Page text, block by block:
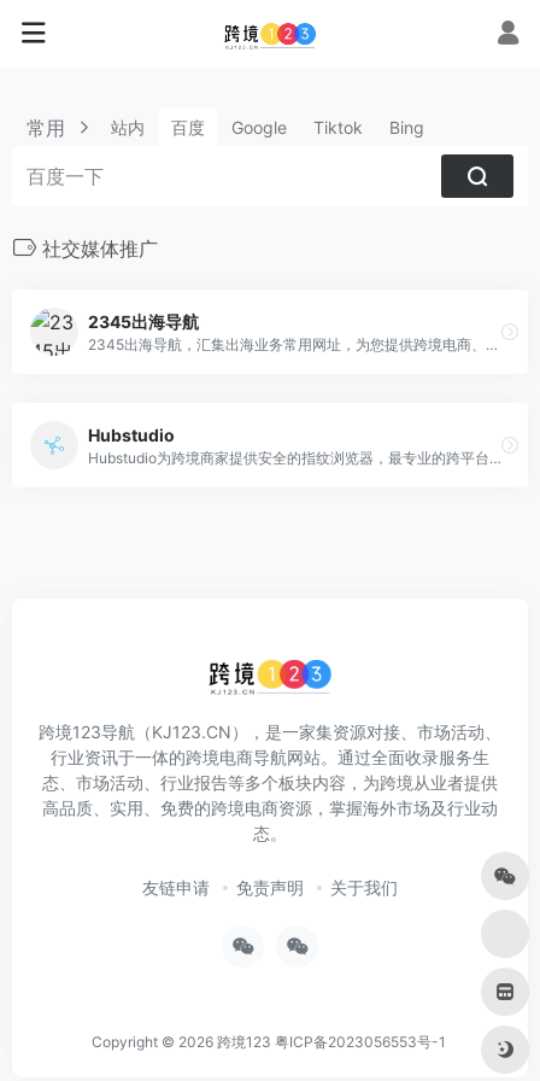
常用 站内 百度 Google Tiktok Bing
社交媒体推广
2345出海导航
2345出海导航，汇集出海业务常用网址，为您提供跨境电商、跨境营销、跨境推广引流、出海业务的必备网站网址和工具软件，以及为您提供Facebook广告代投、Google广告、TikTok广告代投等海外广告代投的渠道，同时汇集了防关联指纹浏览器、Facebook/WhatsApp/TikTok等海外社媒相关的推广引流或管理类软件、快捷话术翻译软件、海外社媒客服系统等，为跨境出海从业人员提供帮助及学习！
Hubstudio
Hubstudio为跨境商家提供安全的指纹浏览器，最专业的跨平台多账户管理系统，超过20w用户的选择！
跨境123导航（KJ123.CN），是一家集资源对接、市场活动、
行业资讯于一体的跨境电商导航网站。通过全面收录服务生
态、市场活动、行业报告等多个板块内容，为跨境从业者提供
高品质、实用、免费的跨境电商资源，掌握海外市场及行业动
态。
友链申请 免责声明 关于我们
Copyright © 2026 跨境123 粤ICP备2023056553号-1